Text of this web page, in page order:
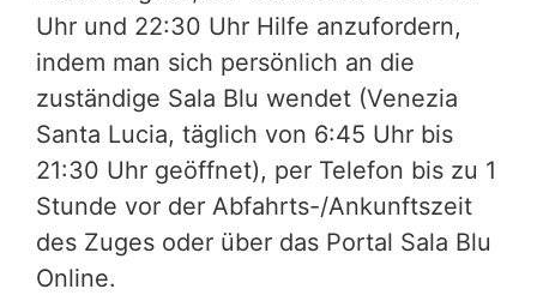
Uhr und 22:30 Uhr Hilfe anzufordern,
indem man sich persönlich an die
zuständige Sala Blu wendet (Venezia
Santa Lucia, täglich von 6:45 Uhr bis
21:30 Uhr geöffnet), per Telefon bis zu 1
Stunde vor der Abfahrts-/Ankunftszeit
des Zuges oder über das Portal Sala Blu
Online.